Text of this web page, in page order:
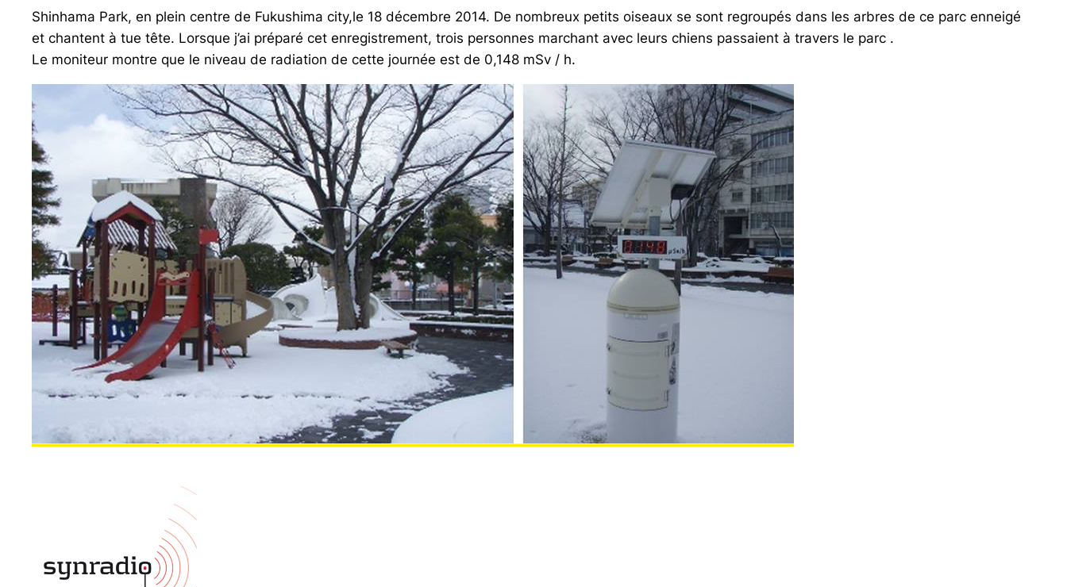
haut/bas
Shinhama Park, en plein centre de Fukushima city,le 18 décembre 2014. De nombreux petits oiseaux se sont regroupés dans les arbres de ce parc enneigé
et chantent à tue tête. Lorsque j’ai préparé cet enregistrement, trois personnes marchant avec leurs chiens passaient à travers le parc .
Le moniteur montre que le niveau de radiation de cette journée est de 0,148 mSv / h.